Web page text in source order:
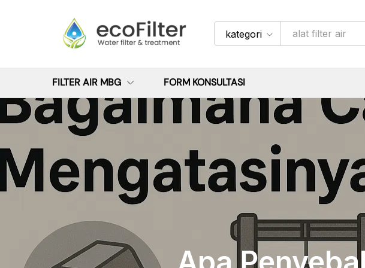
kategori
FILTER AIR MBG FORM KONSULTASI